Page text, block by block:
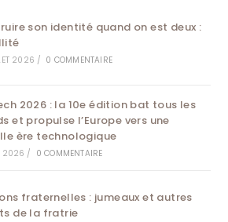
son identité quand on est deux :
2026 / 0 COMMENTAIRE
2026 : la 10e édition bat tous les
et propulse l’Europe vers une
ère technologique
2026 / 0 COMMENTAIRE
fraternelles : jumeaux et autres
de la fratrie